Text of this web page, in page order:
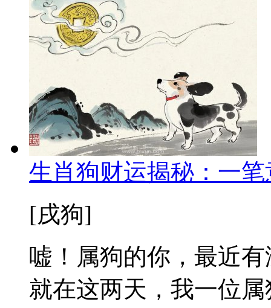
生肖狗财运揭秘：一
[戌狗]
嘘！属狗的你，最近
就在这两天，我一位